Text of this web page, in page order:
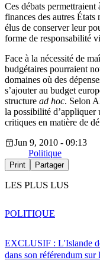
Ces débats permettraient
finances des autres
élus de conserver leur
forme de responsabilité
Face à la nécessité de
budgétaires pourraient
domaines où des
s’ajouter au budget
structure ad hoc. Selon
la possibilité d’appliquer
critiques en matière de
Jun 9, 2010 - 09:13
Politique
Print Partager
LES PLUS LUS
EXCLUSIF : L'Islande
dans son référendum sur
POLITIQUE